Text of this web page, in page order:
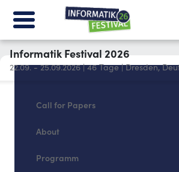
Informatik Festival 2026
22.09. - 25.09.2026|46 Tage|Dresden,
Call for Papers
About
Programm